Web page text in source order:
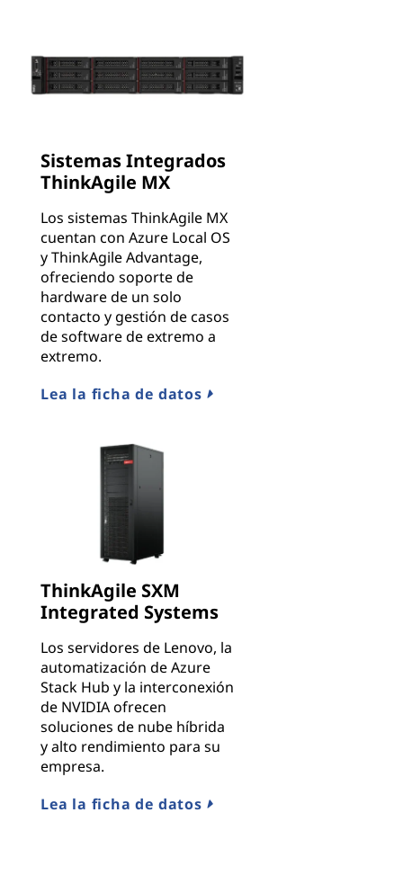
Sistemas Integrados
ThinkAgile MX
Los sistemas ThinkAgile MX
cuentan con Azure Local OS
y ThinkAgile Advantage,
ofreciendo soporte de
hardware de un solo
contacto y gestión de casos
de software de extremo a
extremo.
Lea la ficha de datos
ThinkAgile SXM
Integrated Systems
Los servidores de Lenovo, la
automatización de Azure
Stack Hub y la interconexión
de NVIDIA ofrecen
soluciones de nube híbrida
y alto rendimiento para su
empresa.
Lea la ficha de datos